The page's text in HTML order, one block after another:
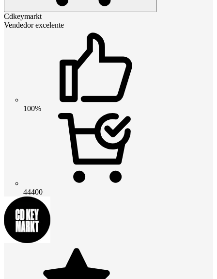
Cdkeymarkt
Vendedor excelente
100%
44400